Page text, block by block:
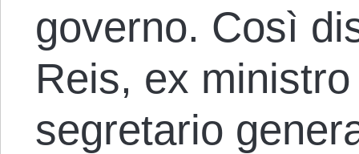
governo. Così
Reis, ex
segretario